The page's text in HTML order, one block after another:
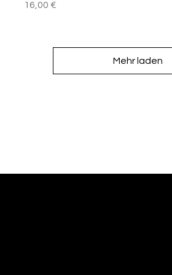
Preis
16,00 €
Mehr laden